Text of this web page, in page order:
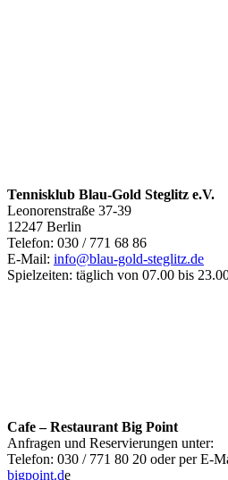
Tennisklub Blau-Gold Steglitz e.V.
Leonorenstraße 37-39
12247 Berlin
Telefon: 030 / 771 68 86
E-Mail: info@blau-gold-steglitz.de
Spielzeiten: täglich von 07.00 bis
Cafe – Restaurant Big Point
Anfragen und Reservierungen unter:
Telefon: 030 / 771 80 20 oder per E-
bigpoint.de